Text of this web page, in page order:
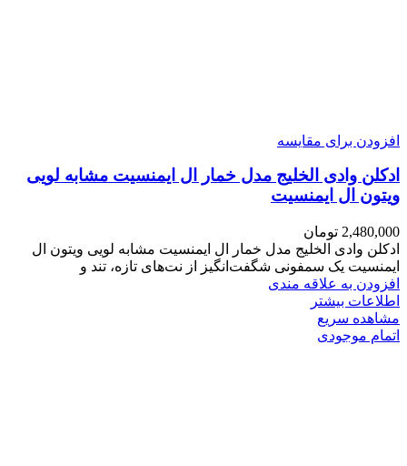
افزودن برای مقایسه
ادکلن وادی الخلیج مدل خمار ال ایمنسیت مشابه لویی
ویتون ال ایمنسیت
2,480,000 تومان
ادکلن وادی الخلیج مدل خمار ال ایمنسیت مشابه لویی ویتون ال
ایمنسیت یک سمفونی شگفت‌انگیز از نت‌های تازه، تند و
افزودن به علاقه مندی
اطلاعات بیشتر
مشاهده سریع
اتمام موجودی